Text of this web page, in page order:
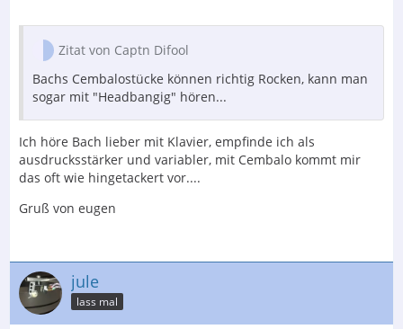
Zitat von Captn Difool
Bachs Cembalostücke können richtig Rocken, kann man
sogar mit "Headbangig" hören...
Ich höre Bach lieber mit Klavier, empfinde ich als
ausdrucksstärker und variabler, mit Cembalo kommt mir
das oft wie hingetackert vor....
Gruß von eugen
jule
lass mal